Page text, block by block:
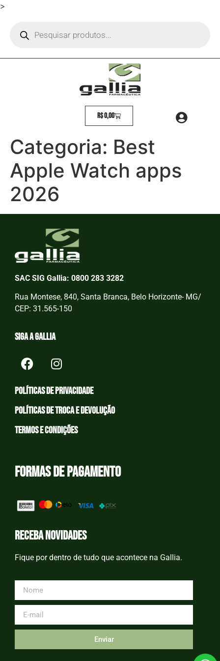
>
R$0,00
Categoria: Best
Apple Watch apps
2026
SAC SIG Gallia: 0800 283 3282
Rua Montese, 840, Santa Branca, Belo Horizonte- MG/
CEP: 31.565-150
Siga a Gallia
Políticas de privacidade
Políticas de Troca e devolução
Termos e condições
Formas de Pagamento
receba novidades
Fique por dentro de tudo que acontece na Gallia.
Enviar